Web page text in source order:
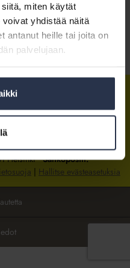
miten käytät
yhdistää näitä
antanut heille tai joita on
palvelujaan.
Isännöintiliitto
Hakaniemessä Helsingissä.
HelsinkiSähköpostit:
| Hallitse evästeasetuksia